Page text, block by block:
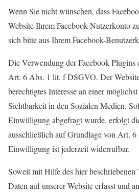
Wenn Sie nicht wünschen, dass
Website Ihrem Facebook-Nutzerkonto
sich bitte aus Ihrem Facebook-
Die Verwendung der Facebook
Art. 6 Abs. 1 lit. f DSGVO. Der
berechtigtes Interesse an einer
Sichtbarkeit in den Sozialen Medien.
Einwilligung abgefragt wurde, erfolgt
ausschließlich auf Grundlage von Art.
Einwilligung ist jederzeit widerrufbar.
Soweit mit Hilfe des hier beschriebenen
Daten auf unserer Website erfasst und